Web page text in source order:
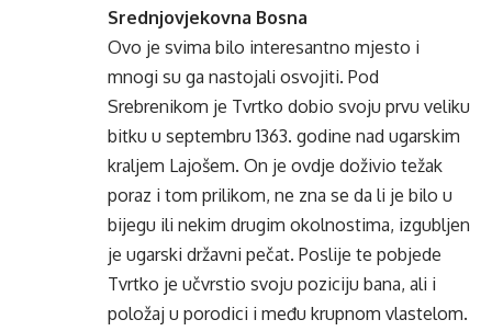
Srednjovjekovna Bosna
Ovo je svima bilo interesantno mjesto i
mnogi su ga nastojali osvojiti. Pod
Srebrenikom je Tvrtko dobio svoju prvu veliku
bitku u septembru 1363. godine nad ugarskim
kraljem Lajošem. On je ovdje doživio težak
poraz i tom prilikom, ne zna se da li je bilo u
bijegu ili nekim drugim okolnostima, izgubljen
je ugarski državni pečat. Poslije te pobjede
Tvrtko je učvrstio svoju poziciju bana, ali i
položaj u porodici i među krupnom vlastelom.